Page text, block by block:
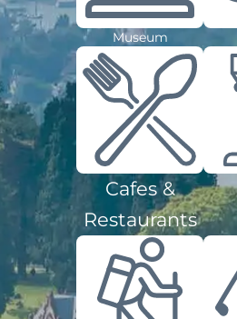
Museum
Cafes &
Restaurants